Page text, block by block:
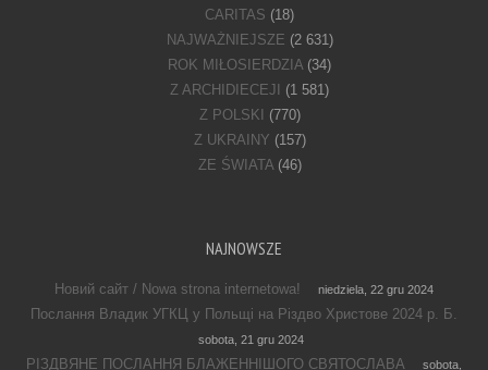
CARITAS (18)
NAJWAŻNIEJSZE (2 631)
ROK MIŁOSIERDZIA(34)
Z ARCHIDIECEJI
(1 581)
Z POLSKI
(770)
Z UKRAINY (157)
ZE ŚWIATA(46)
NAJNOWSZE
Новий сайт / Nowa strona internetowa! niedziela, 22 gru 2024
Послання Владик УГКЦ у Польщі на Різдво Христове 2024 р. Б.
sobota, 21 gru 2024
РІЗДВЯНЕ ПОСЛАННЯ БЛАЖЕННІШОГО СВЯТОСЛАВА sobota,